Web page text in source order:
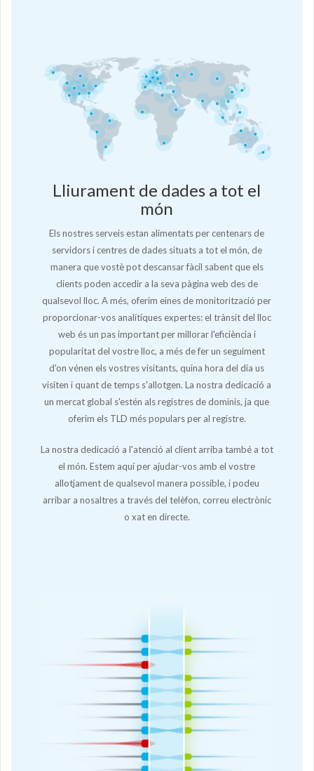
Lliurament de dades a tot el
món
Els nostres serveis estan alimentats per centenars de
servidors i centres de dades situats a tot el món, de
manera que vostè pot descansar fàcil sabent que els
clients poden accedir a la seva pàgina web des de
qualsevol lloc. A més, oferim eines de monitorització per
proporcionar-vos analítiques expertes: el trànsit del lloc
web és un pas important per millorar l'eficiència i
popularitat del vostre lloc, a més de fer un seguiment
d'on vénen els vostres visitants, quina hora del dia us
visiten i quant de temps s'allotgen. La nostra dedicació a
un mercat global s'estén als registres de dominis, ja que
oferim els TLD més populars per al registre.
La nostra dedicació a l'atenció al client arriba també a tot
el món. Estem aquí per ajudar-vos amb el vostre
allotjament de qualsevol manera possible, i podeu
arribar a nosaltres a través del telèfon, correu electrònic
o xat en directe.